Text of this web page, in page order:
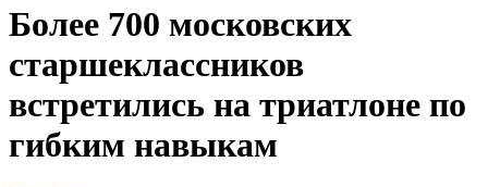
Более 700 московских
старшеклассников
встретились на триатлоне по
гибким навыкам